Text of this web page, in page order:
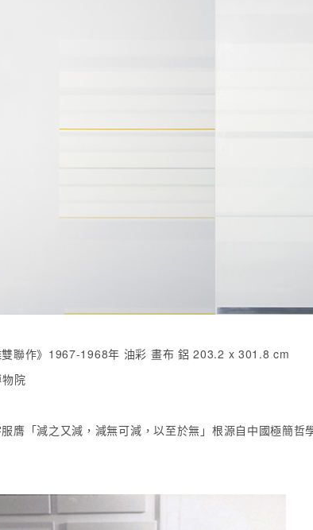
雙聯作》1967-1968年 油彩 畫布 鋁 203.2 x 301.8 cm
院
膺「減之又減，減無可減，以至於無」根源自中國極簡